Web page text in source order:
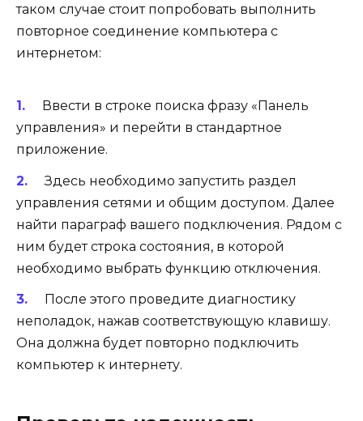
таком случае стоит попробовать выполнить
повторное соединение компьютера с
интернетом:
Ввести в строке поиска фразу «Панель
управления» и перейти в стандартное
приложение.
Здесь необходимо запустить раздел
управления сетями и общим доступом. Далее
найти параграф вашего подключения. Рядом с
ним будетстрока состояния, в которой
необходимо выбрать функцию отключения.
После этого проведите диагностику
неполадок, нажав соответствующую клавишу.
Она должна будет повторно подключить
компьютер к интернету.